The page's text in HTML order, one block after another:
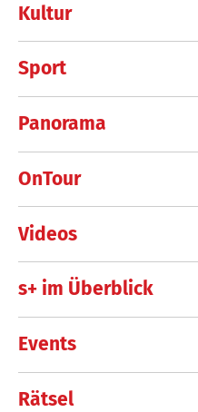
Kultur
Sport
Panorama
OnTour
Videos
s+ im Überblick
Events
Rätsel